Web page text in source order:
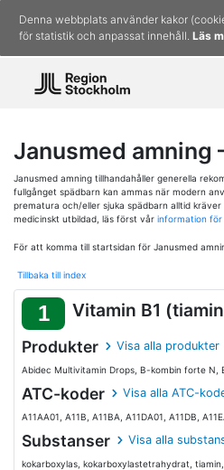
Denna webbplats använder kakor
för statistik och anpassat innehåll. Läs
Janusmed amning
Janusmed amning tillhandahåller generella
fullgånget spädbarn kan ammas när modern
prematura och/eller sjuka spädbarn alltid
medicinskt utbildad, läs först vår information för
För att komma till startsidan för Janusmed
Tillbaka till index
1 Vitamin B1
Produkter Visa alla produkter
Abidec Multivitamin Drops, B-kombin forte N,
ATC-koder Visa alla ATC-
A11AA01, A11B, A11BA, A11DA01, A11DB,
Substanser Visa alla
kokarboxylas, kokarboxylastetrahydrat,